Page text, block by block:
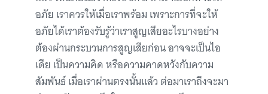
อภัย เราควรให้เมื่อเราพร้อม เพราะการที่จะให้
อภัยได้เราต้องรับรู้ว่าเราสูญเสียอะไรบางอย่าง
ต้องผ่านกระบวนการสูญเสียก่อน อาจจะเป็นไอ
เดีย เป็นความคิด หรือความคาดหวังกับความ
สัมพันธ์ เมื่อเราผ่านตรงนั้นแล้ว ต่อมาเราถึงจะมา